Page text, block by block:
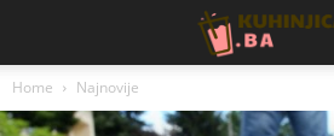
Home Najnovije